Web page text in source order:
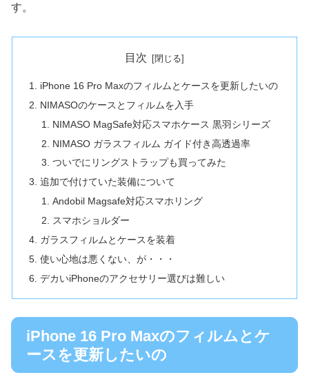
す。
目次
iPhone 16 Pro Maxのフィルムとケースを更新したいの
NIMASOのケースとフィルムを入手
NIMASO MagSafe対応スマホケース 黒羽シリーズ
NIMASO ガラスフィルム ガイド付き高透過率
ついでにリングストラップも買ってみた
追加で付けていた装備について
Andobil Magsafe対応スマホリング
スマホショルダー
ガラスフィルムとケースを装着
使い心地は悪くない、が・・・
デカいiPhoneのアクセサリー選びは難しい
iPhone 16 Pro Maxのフィルムとケ
ースを更新したいの